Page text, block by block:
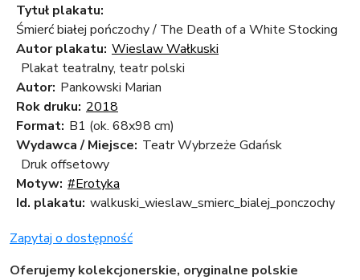
Tytuł plakatu:
Śmierć białej pończochy / The Death of a White Stocking
Autor plakatu: Wieslaw Wałkuski
Plakat teatralny, teatr polski
Autor: Pankowski Marian
Rok druku: 2018
Format: B1 (ok. 68x98 cm)
Wydawca / Miejsce: Teatr Wybrzeże Gdańsk
Druk offsetowy
Motyw: #Erotyka
Id. plakatu: walkuski_wieslaw_smierc_bialej_ponczochy
Zapytaj o dostępność
Oferujemy kolekcjonerskie, oryginalne polskie